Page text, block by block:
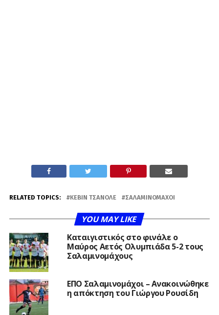
RELATED TOPICS: ΚΈΒΙΝ ΤΣΑΝΟΛΈ ΣΑΛΑΜΙΝΟΜΆΧΟΙ
YOU MAY LIKE
Καταιγιστικός στο φινάλε ο
Μαύρος Αετός Ολυμπιάδα 5-2 τους
Σαλαμινομάχους
ΕΠΟ Σαλαμινομάχοι – Ανακοινώθηκε
η απόκτηση του Γιώργου Ρουσίδη